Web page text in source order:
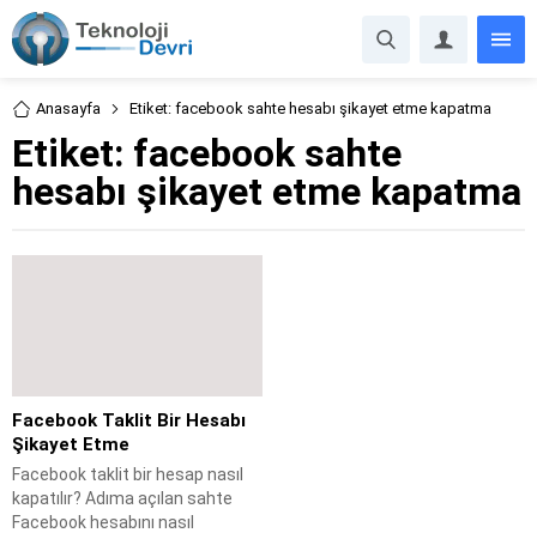
Anasayfa Etiket: facebook sahte hesabı şikayet etme kapatma
Etiket: facebook sahte
hesabı şikayet etme kapatma
Facebook Taklit Bir Hesabı
Şikayet Etme
Facebook taklit bir hesap nasıl
kapatılır? Adıma açılan sahte
Facebook hesabını nasıl